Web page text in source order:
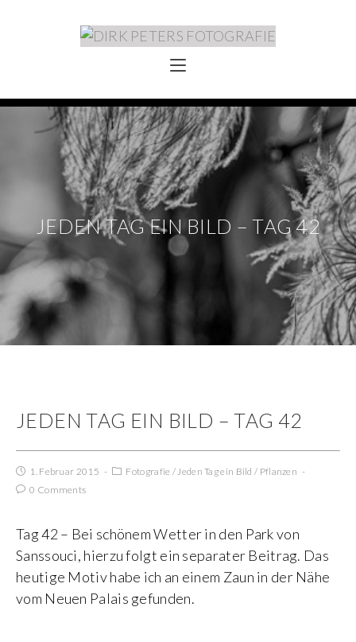
JEDEN TAG EIN BILD – TAG 42
JEDEN TAG EIN BILD – TAG 42
1. Februar 2015 Fotografie /Jeden Tag ein Bild / Pflanzen
0 Comments
Tag 42 – Bei schönem Wetter in den Park von
Sanssouci, hierzu folgt ein separater Beitrag. Das
heutige Motiv habe ich an einem Zaun in der Nähe
vom Neuen Palais gefunden.